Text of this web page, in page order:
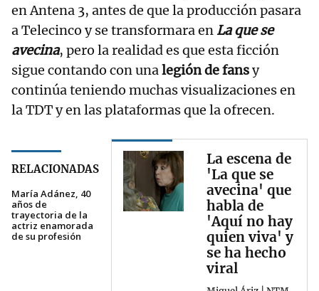
en Antena 3, antes de que la producción pasara
a Telecinco y se transformara enLa que se
avecina, pero la realidad es que esta ficción
sigue contando con unalegión de fansy
continúa teniendo muchas visualizaciones en
la TDT y en las plataformas que la ofrecen.
RELACIONADAS
María Adánez, 40
años de
trayectoria de la
actriz enamorada
de su profesión
La escena de
'La que se
avecina' que
habla de
'Aquí no hay
quien viva' y
se ha hecho
viral